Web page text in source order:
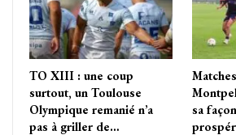
TO XIII : une coup
surtout, un Toulouse
Olympique remanié n’a
pas à griller de…
sa